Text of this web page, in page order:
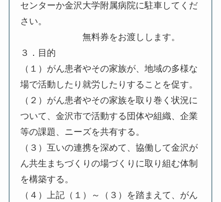
センターか金沢大学附属病院に駐車してくだ
さい。
無料券をお渡しします。
３．目的
（１）がん患者やその家族が、地域の多様な
場で活動したり就労したりすることを促す。
（２）がん患者やその家族を取り巻く状況に
ついて、金沢市で活動する団体や組織、企業
等の課題、ニーズを共有する。
（３）互いの連携を深めて、協働して金沢が
ん共生まちづくりの場づくりに取り組む体制
を構築する。
（４）上記（１）～（３）を踏まえて、がん